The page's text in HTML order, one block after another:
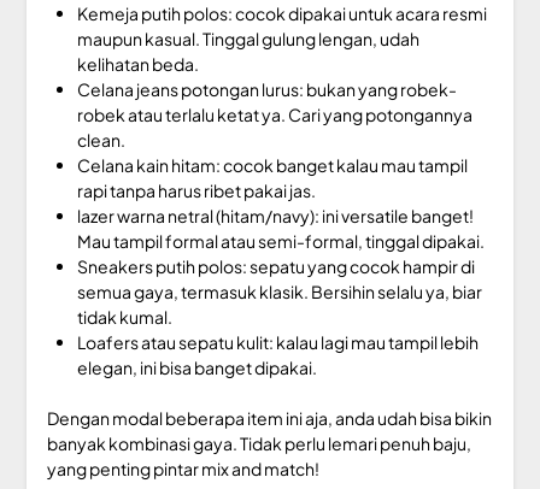
Kemeja putih polos: cocok dipakai untuk acara resmi
maupun kasual. Tinggal gulung lengan, udah
kelihatan beda.
Celana jeans potongan lurus: bukan yang robek-
robek atau terlalu ketat ya. Cari yang potongannya
clean.
Celana kain hitam: cocok banget kalau mau tampil
rapi tanpa harus ribet pakai jas.
lazer warna netral (hitam/navy): ini versatile banget!
Mau tampil formal atau semi-formal, tinggal dipakai.
Sneakers putih polos: sepatu yang cocok hampir di
semua gaya, termasuk klasik. Bersihin selalu ya, biar
tidak kumal.
Loafers atau sepatu kulit: kalau lagi mau tampil lebih
elegan, ini bisa banget dipakai.
Dengan modal beberapa item ini aja, anda udah bisa bikin
banyak kombinasi gaya. Tidak perlu lemari penuh baju,
yang penting pintar mix and match!